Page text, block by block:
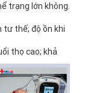
trạng lớn không.
tư thế; độ ồn khi
thọ cao; khả
backup; bàn